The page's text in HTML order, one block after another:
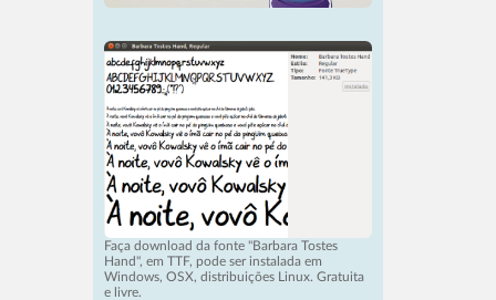
Faça download da fonte "Barbara Tostes
Hand", em TTF, pode ser instalada em
Windows, OSX, distribuições Linux. Gratuita
e livre.